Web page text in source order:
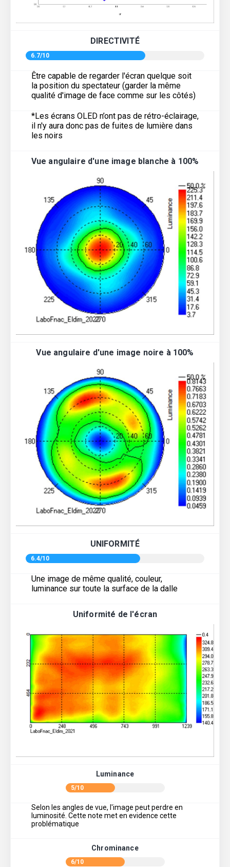
DIRECTIVITÉ
6.7/10
Être capable de regarder l'écran quelque soit
la position du spectateur (garder la même
qualité d'image de face comme sur les côtés)
*Les écrans OLED n’ont pas de rétro-éclairage,
il n'y aura donc pas de fuites de lumière dans
les noirs
Vue angulaire d'une image blanche à 100%
Vue angulaire d'une image noire à 100%
UNIFORMITÉ
6.4/10
Une image de même qualité, couleur,
luminance sur toute la surface de la dalle
Uniformité de l'écran
Luminance
5/10
Selon les angles de vue, l'image peut perdre en
luminosité. Cette note met en evidence cette
problématique
Chrominance
6/10